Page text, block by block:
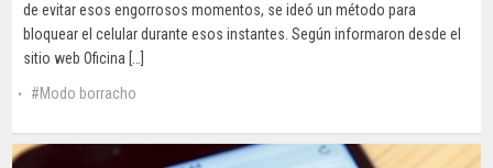
de evitar esos engorrosos momentos, se ideó un método para
bloquear el celular durante esos instantes. Según informaron desde el
sitio web Oficina […]
Modo borracho